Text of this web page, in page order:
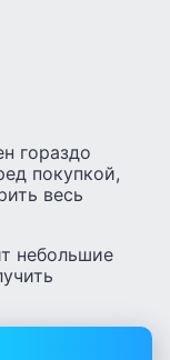
гораздо
покупкой,
весь
небольшие